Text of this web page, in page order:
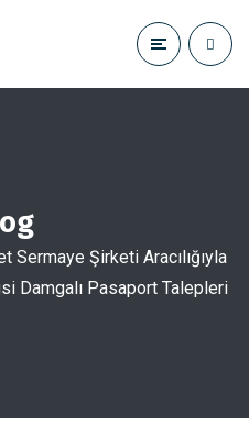
Sermaye Şirketi Aracılığıyla
Damgalı Pasaport Talepleri